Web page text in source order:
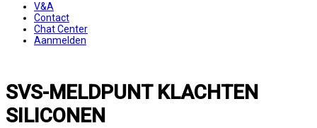
V&A
Contact
Chat Center
Aanmelden
SVS-MELDPUNT KLACHTEN
SILICONEN